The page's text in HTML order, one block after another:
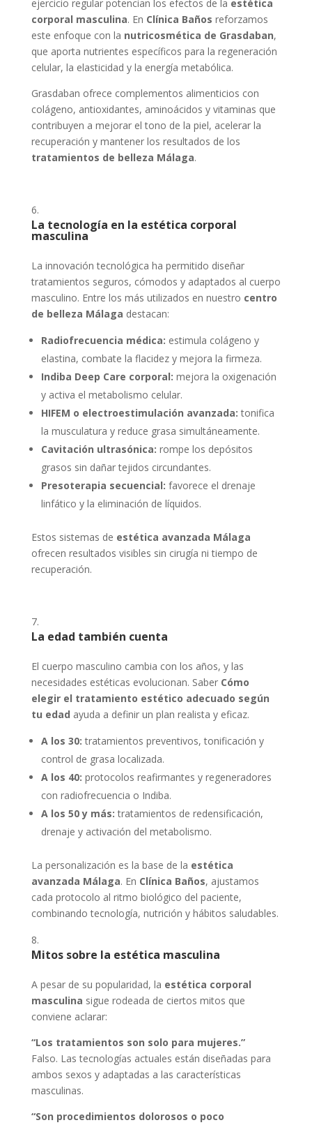
ejercicio regular potencian los efectos de la estética
corporal masculina. En Clínica Baños reforzamos
este enfoque con la nutricosmética de Grasdaban,
que aporta nutrientes específicos para la regeneración
celular, la elasticidad y la energía metabólica.
Grasdaban ofrece complementos alimenticios con
colágeno, antioxidantes, aminoácidos y vitaminas que
contribuyen a mejorar el tono de la piel, acelerar la
recuperación y mantener los resultados de los
tratamientos de belleza Málaga.
La tecnología en la estética corporal
masculina
La innovación tecnológica ha permitido diseñar
tratamientos seguros, cómodos y adaptados al cuerpo
masculino. Entre los más utilizados en nuestro centro
de belleza Málaga destacan:
Radiofrecuencia médica: estimula colágeno y
elastina, combate la flacidez y mejora la firmeza.
Indiba Deep Care corporal: mejora la oxigenación
y activa el metabolismo celular.
HIFEM o electroestimulación avanzada: tonifica
la musculatura y reduce grasa simultáneamente.
Cavitación ultrasónica: rompe los depósitos
grasos sin dañar tejidos circundantes.
Presoterapia secuencial: favorece el drenaje
linfático y la eliminación de líquidos.
Estos sistemas de estética avanzada Málaga
ofrecen resultados visibles sin cirugía ni tiempo de
recuperación.
La edad también cuenta
El cuerpo masculino cambia con los años, y las
necesidades estéticas evolucionan. Saber Cómo
elegir el tratamiento estético adecuado según
tu edad ayuda a definir un plan realista y eficaz.
A los 30: tratamientos preventivos, tonificación y
control de grasa localizada.
A los 40: protocolos reafirmantes y regeneradores
con radiofrecuencia o Indiba.
A los 50 y más: tratamientos de redensificación,
drenaje y activación del metabolismo.
La personalización es la base de la estética
avanzada Málaga. En Clínica Baños, ajustamos
cada protocolo al ritmo biológico del paciente,
combinando tecnología, nutrición y hábitos saludables.
Mitos sobre la estética masculina
A pesar de su popularidad, la estética corporal
masculina sigue rodeada de ciertos mitos que
conviene aclarar:
“Los tratamientos son solo para mujeres.”
Falso. Las tecnologías actuales están diseñadas para
ambos sexos y adaptadas a las características
masculinas.
“Son procedimientos dolorosos o poco